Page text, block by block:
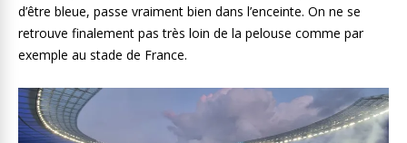
d’être bleue, passe vraiment bien dans l’enceinte. On ne se
retrouve finalement pas très loin de la pelouse comme par
exemple au stade de France.